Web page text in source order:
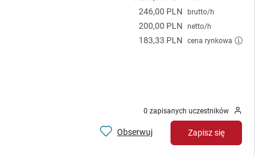
246,00 PLN brutto/h
200,00 PLN netto/h
183,33 PLN cena rynkowa
0 zapisanych uczestników
Obserwuj Zapisz się